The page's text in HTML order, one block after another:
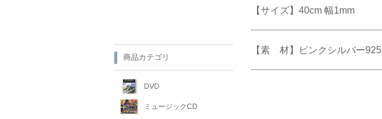
【サイズ】40cm 幅1mm
【素 材】ピンクシルバー925
商品カテゴリ
DVD
ミュージックCD